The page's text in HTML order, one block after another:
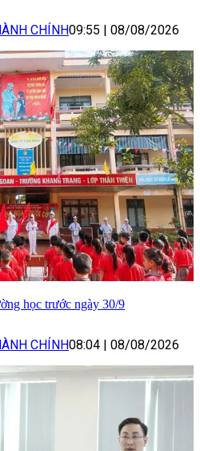
CHÍNH09:55 08/08/2026
học trước ngày 30/9
CHÍNH08:04 08/08/2026